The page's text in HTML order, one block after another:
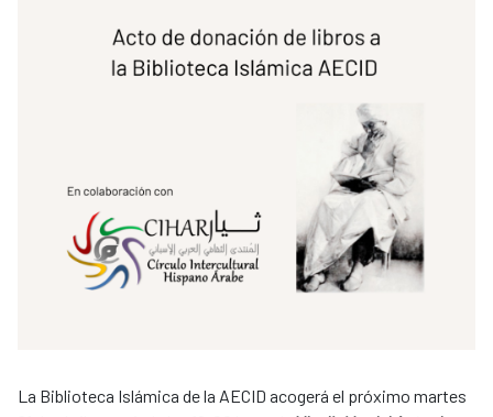
La Biblioteca Islámica de la AECID acogerá el próximo martes